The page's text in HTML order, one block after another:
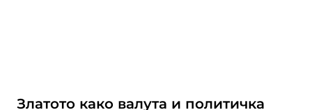
Златото како валута и политичка